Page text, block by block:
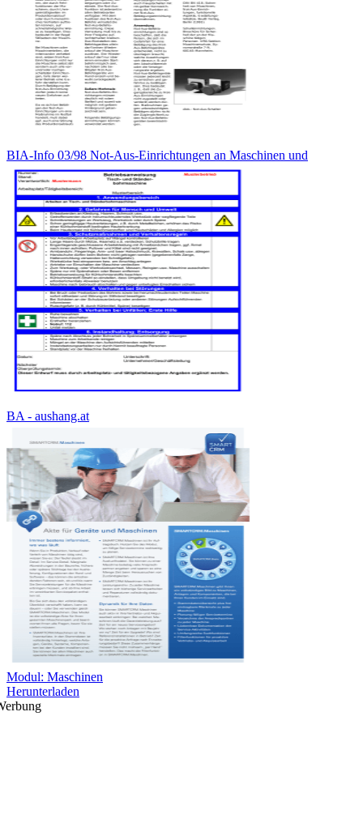
BIA-Info 03/98 Not-Aus-Einrichtungen an Maschinen und
BA - aushang.at
Modul: Maschinen
Herunterladen